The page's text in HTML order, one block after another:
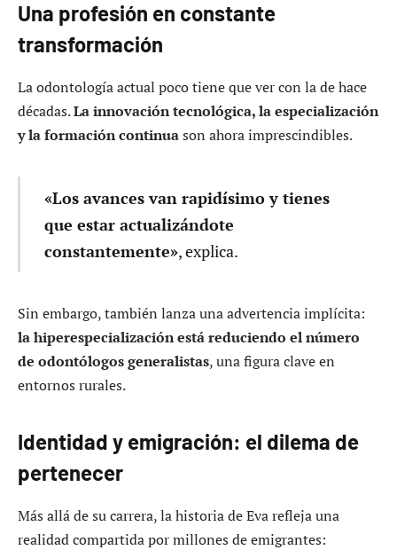
Una profesión en constante
transformación
La odontología actual poco tiene que ver con la de hace
décadas.La innovación tecnológica, la especialización
y la formación continuason ahora imprescindibles.
«Los avances van rapidísimo y tienes
que estar actualizándote
constantemente», explica.
Sin embargo, también lanza una advertencia implícita:
la hiperespecialización está reduciendo el número
de odontólogos generalistas, una figura clave en
entornos rurales.
Identidad y emigración: el dilema de
pertenecer
Más allá de su carrera, la historia de Eva refleja una
realidad compartida por millones de emigrantes: